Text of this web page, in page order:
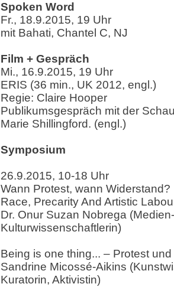
Spoken Word
Fr., 18.9.2015, 19 Uhr
mit Bahati, Chantel C, NJ
Film + Gespräch
Mi., 16.9.2015, 19 Uhr
ERIS (36 min., UK 2012, engl.)
Regie: Claire Hooper
Publikumsgespräch mit der
Marie Shillingford. (engl.)
Symposium
26.9.2015, 10-18 Uhr
Wann Protest, wann Widerstand?
Race, Precarity And Artistic
Dr. Onur Suzan Nobrega
Kulturwissenschaftlerin)
Being is one thing... – Protest
Sandrine Micossé-Aikins
Kuratorin, Aktivistin)